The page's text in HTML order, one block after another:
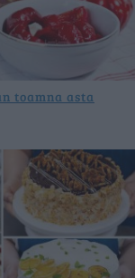
toamna asta